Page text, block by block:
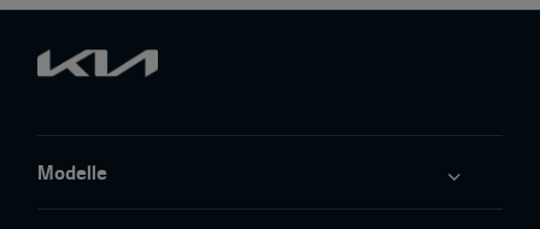
Modelle